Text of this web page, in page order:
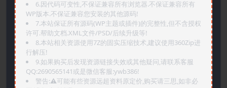
6.因代码可变性,不保证兼容所有浏览器.不保证兼容所有
WP版本.不保证兼容您安装的其他源码!
7.本站保证所有源码(WP主题或插件)的完整性,但不含授权
许可.帮助文档.XML文件/PSD/后续升级等!
8.本站相关资源使用7Z的固实压缩技术,建议使用360Zip进
行解压!
9.如果购买后发现资源链接失效或其他疑问,请联系客服
QQ:2690565141或是微信客服:ywb386!
警告:⚠️可能有些资源远超资料原定价,购买请三思,如非必